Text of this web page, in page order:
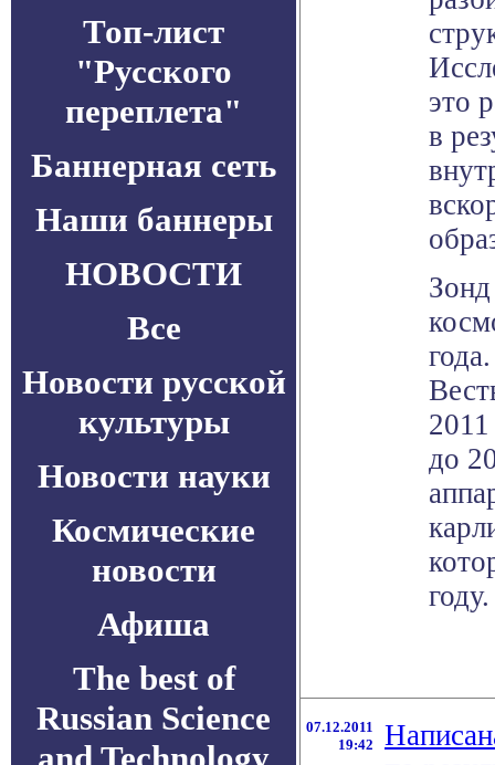
Топ-лист
"Русского
переплета"
Баннерная сеть
Наши баннеры
НОВОСТИ
Все
Новости русской
культуры
Новости науки
Космические
новости
Афиша
The best of
Russian Science
это
в
до
году.
07.12.2011
19:42